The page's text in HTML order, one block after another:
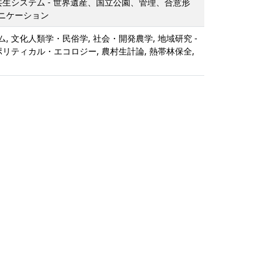
ケーション
, 文化人類学・民俗学, 社会・開発農学, 地域研究 -
ティカル・エコロジー, 農村生計論, 熱帯林保全,